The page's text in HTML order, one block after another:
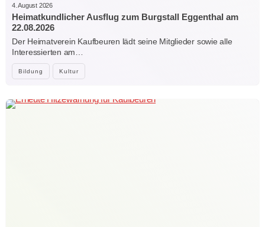
Bildung Kultur
4. August 2026
Heimatkundlicher Ausflug zum Burgstall Eggenthal am
22.08.2026
Der Heimatverein Kaufbeuren lädt seine Mitglieder sowie alle
Interessierten am…